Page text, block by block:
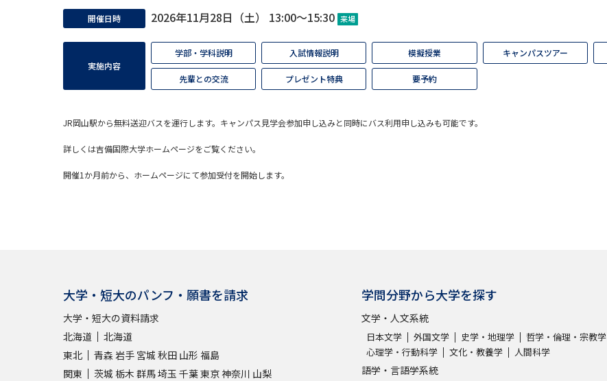
志望校・出願校を調べる
併願校選び
テレメール全国一斉進学調査
Ｑ＆Ａ よくあるご質問
開催日時 2026年11月28日（土） 13:00～15:30 来場
実施内容
学部・学科説明 入試情報説明 模擬授業 キャンパスツアー
先輩との交流 プレゼント特典 要予約
JR岡山駅から無料送迎バスを運行します。キャンパス見学会参加申し込みと同時にバス利用申し込みも可能です。
詳しくは吉備国際大学ホームページをご覧ください。
開催1か月前から、ホームページにて参加受付を開始します。
大学・短大のパンフ・願書を請求
大学・短大の資料請求
北海道
北海道
東北
青森 岩手 宮城 秋田 山形 福島
関東
茨城 栃木 群馬埼玉 千葉東京神奈川 山梨
学問分野から大学を探す
文学・人文系統
日本文学 外国文学 史学・地理学
哲学・倫理・宗教学
心理学・行動科学
文化・教養学 人間科学
語学・言語学系統